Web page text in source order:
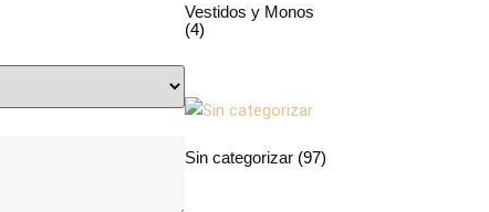
Vestidos y Monos
(4)
Sin categorizar (97)